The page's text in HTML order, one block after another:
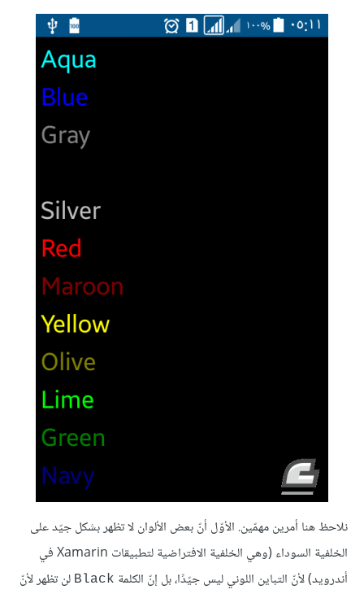
نلاحظ هنا أمرين مهمّين. الأوّل أنّ بعض الألوان لا تظهر بشكل جيّد على
الخلفية السوداء (وهي الخلفية الافتراضية لتطبيقات Xamarin في
أندرويد) لأنّ التباين اللوني ليس جيّدًا، بل إنّ الكلمة Black لن تظهر لأنّ